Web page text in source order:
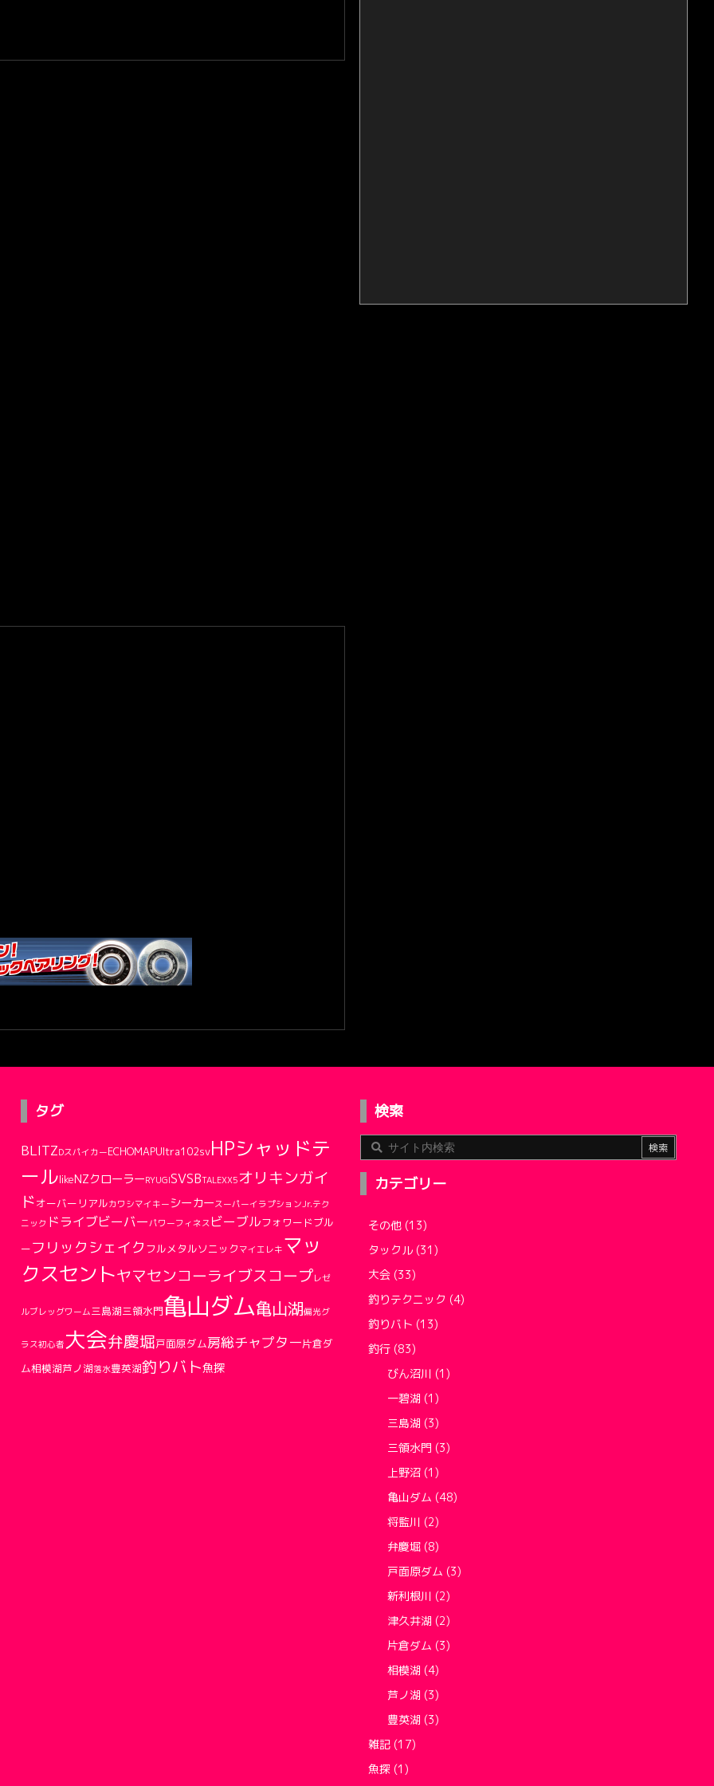
タグ
BLITZDスパイカーECHOMAPUltra102svHPシャッドテ
ールlikeNZクローラーRYUGISVSBTALEXX5 オリキンガイ
ドオーバーリアルカワシマイキー シーカースーパーイラプションJr.テク
ニック ドライブビーバーパワーフィネス ビーブルフォワードブル
ーフリックシェイク フルメタルソニック マイエレキ マッ
クスセントヤマセンコーライブスコープレゼ
ルブレッグワーム三島湖三領水門亀山ダム亀山湖偏光グ
ラス初心者大会弁慶堀戸面原ダム房総チャプター片倉ダ
ム相模湖芦ノ湖落水豊英湖釣りバト魚探
検索
カテゴリー
その他 (13)
タックル (31)
大会 (33)
釣りテクニック (4)
釣りバト (13)
釣行 (83)
びん沼川 (1)
一碧湖 (1)
三島湖 (3)
三領水門 (3)
上野沼 (1)
亀山ダム (48)
将監川 (2)
弁慶堀 (8)
戸面原ダム (3)
新利根川 (2)
津久井湖 (2)
片倉ダム (3)
相模湖 (4)
芦ノ湖 (3)
豊英湖 (3)
雑記 (17)
魚探 (1)